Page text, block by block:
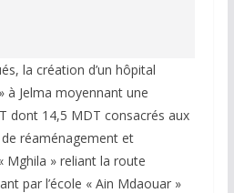
la création d’un hôpital
à Jelma moyennant une
dont 14,5 MDT consacrés aux
réaménagement et
Mghila » reliant la route
par l’école « Ain Mdaouar »